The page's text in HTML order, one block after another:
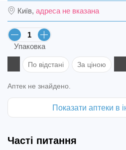
Київ, адреса не вказана
Упаковка
По відстані За ціною
Аптек не знайдено.
Показати аптеки в
Часті питання